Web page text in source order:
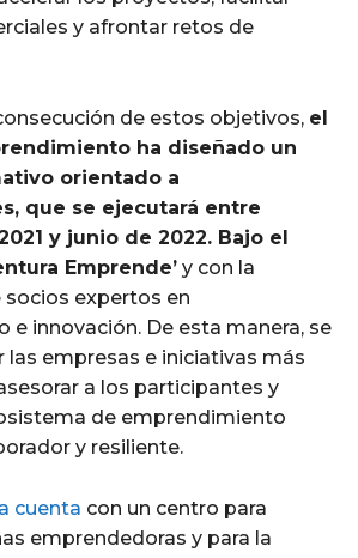
y afrontar retos de
de estos objetivos, el
ha diseñado un
orientado a
que se ejecutará entre
y junio de 2022. Bajo el
Emprende’ y con la
expertos en
e innovación. De esta manera, se
las empresas e iniciativas más
a los participantes y
de emprendimiento
y resiliente.
cuenta con un centro para
emprendedoras y para la